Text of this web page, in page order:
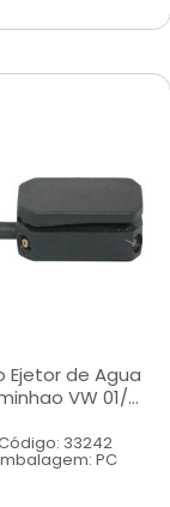
Ejetor de Agua
VW 01/...
33242
PC